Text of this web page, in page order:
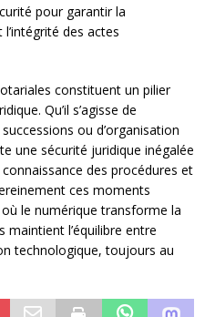
pour garantir la
des actes
constituent un pilier
Qu’il s’agisse de
ou d’organisation
une sécurité juridique inégalée
des procédures et
ces moments
le numérique transforme la
l’équilibre entre
technologique, toujours au